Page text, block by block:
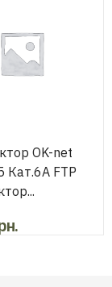
OK-net
Кат.6А FTP